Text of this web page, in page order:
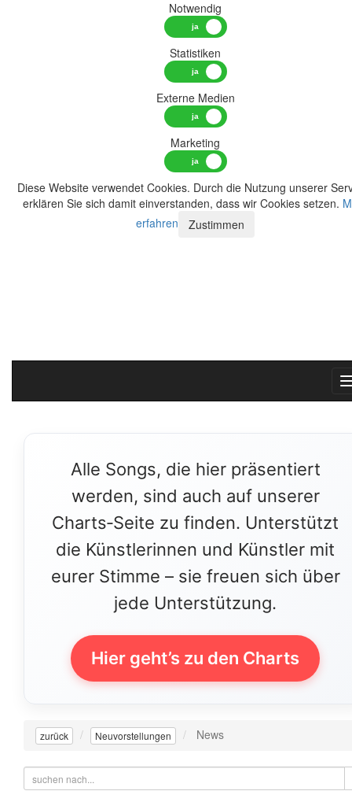
Notwendig
Statistiken
Externe Medien
Marketing
Diese Website verwendet Cookies. Durch die Nutzung unserer
erklären Sie sich damit einverstanden, dass wir Cookies setzen.
erfahren
Zustimmen
Alle Songs, die hier präsentiert
werden, sind auch auf unserer
Charts‑Seite zu finden. Unterstützt
die Künstlerinnen und Künstler mit
eurer Stimme – sie freuen sich über
jede Unterstützung.
Hier geht’s zu den Charts
zurück Neuvorstellungen News